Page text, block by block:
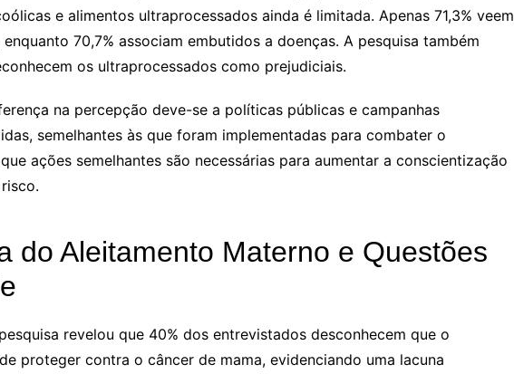
e alimentos ultraprocessados ainda é limitada. Apenas 71,3% veem
70,7% associam embutidos a doenças. A pesquisa também
os ultraprocessados como prejudiciais.
na percepção deve-se a políticas públicas e campanhas
semelhantes às que foram implementadas para combater o
ações semelhantes são necessárias para aumentar a conscientização
do Aleitamento Materno e Questões
revelou que 40% dos entrevistados desconhecem que o
proteger contra o câncer de mama, evidenciando uma lacuna